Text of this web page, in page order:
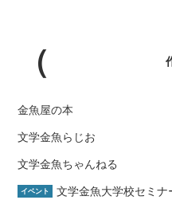
金魚屋の本
文学金魚らじお
文学金魚ちゃんねる
イベント 文学金魚大学校セミナ